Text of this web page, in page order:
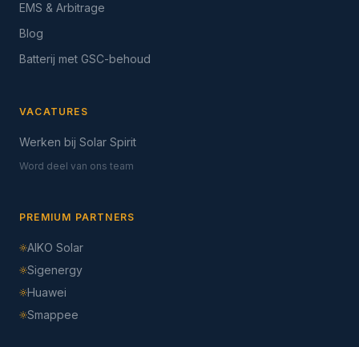
EMS & Arbitrage
Blog
Batterij met GSC-behoud
VACATURES
Werken bij Solar Spirit
Word deel van ons team
PREMIUM PARTNERS
AIKO Solar
Sigenergy
Huawei
Smappee